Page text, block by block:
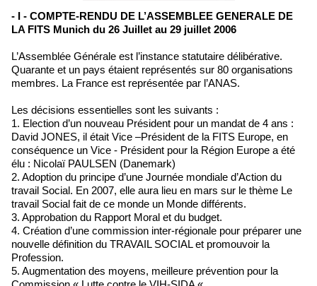
- I - COMPTE-RENDU DE L’ASSEMBLEE GENERALE DE
LA FITS Munich du 26 Juillet au 29 juillet 2006
L’Assemblée Générale est l’instance statutaire délibérative.
Quarante et un pays étaient représentés sur 80 organisations
membres. La France est représentée par l’ANAS.
Les décisions essentielles sont les suivants :
1. Election d’un nouveau Président pour un mandat de 4 ans :
David JONES, il était Vice –Président de la FITS Europe, en
conséquence un Vice - Président pour la Région Europe a été
élu : Nicolaï PAULSEN (Danemark)
2. Adoption du principe d’une Journée mondiale d’Action du
travail Social. En 2007, elle aura lieu en mars sur le thème Le
travail Social fait de ce monde un Monde différents.
3. Approbation du Rapport Moral et du budget.
4. Création d’une commission inter-régionale pour préparer une
nouvelle définition du TRAVAIL SOCIAL et promouvoir la
Profession.
5. Augmentation des moyens, meilleure prévention pour la